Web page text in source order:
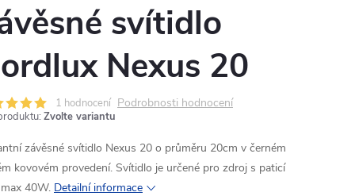
svítidlo
Nexus 20
1 hodnocení Podrobnosti hodnocení
Zvolte variantu
závěsné svítidlo Nexus 20 o průměru 20cm v černém
kovovém provedení. Svítidlo je určené pro zdroj s paticí
40W. Detailní informace